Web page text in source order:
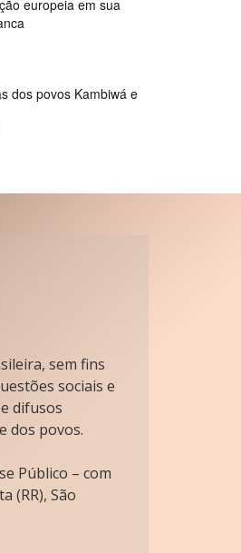
europeia em sua
dos povos Kambiwá e
sem fins
sociais e
difusos
dos povos.
Público – com
(RR), São